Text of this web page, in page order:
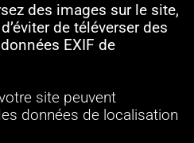
des images sur le site,
de téléverser des
EXIF de
site peuvent
données de localisation